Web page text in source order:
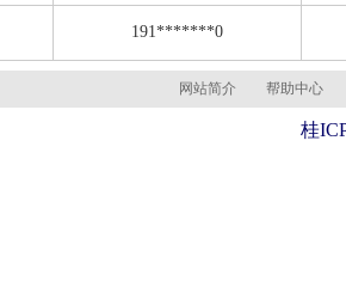
191*******0
网站简介 帮助中心
桂